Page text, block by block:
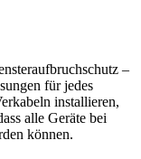
–
für jedes
installieren,
alle Geräte bei
können.